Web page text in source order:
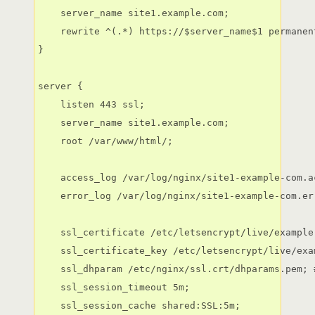
    server_name site1.example.com;
rewrite ^(.*) https://$server_name$1
}
server {
    listen 443 ssl;
    server_name site1.example.com;
    root /var/www/html/;
access_log /var/log/nginx/site1-example-
error_log /var/log/nginx/site1-example-
ssl_certificate /etc/letsencrypt/live/
ssl_certificate_key /etc/letsencrypt/live/
ssl_dhparam /etc/nginx/ssl.crt/
    ssl_session_timeout 5m;
    ssl_session_cache shared:SSL:5m;